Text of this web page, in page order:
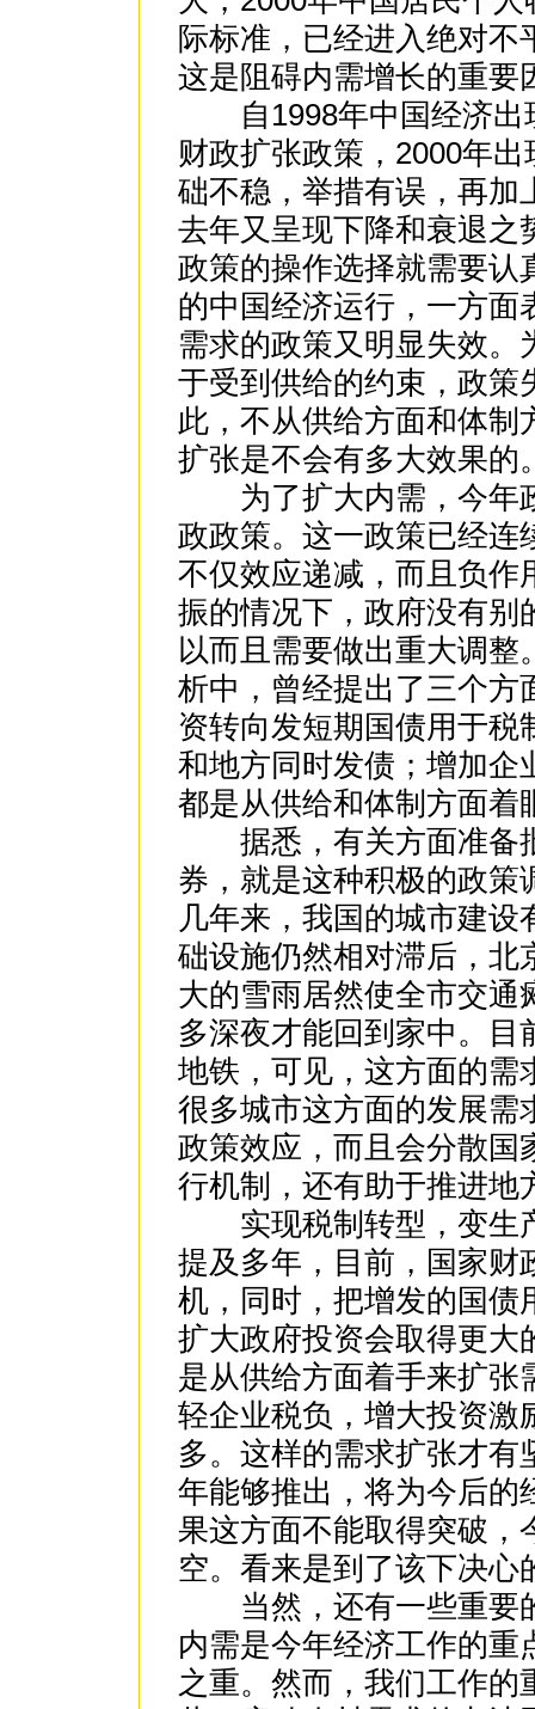
际标准，已经进入绝对
这是阻碍内需增长的重要
自1998年中国经济出
财政扩张政策，2000年
础不稳，举措有误，再加
去年又呈现下降和衰退之
政策的操作选择就需要认
的中国经济运行，一方面
需求的政策又明显失效
于受到供给的约束，政策
此，不从供给方面和体
扩张是不会有多大效果的
为了扩大内需，今年
政政策。这一政策已经连
不仅效应递减，而且负作
振的情况下，政府没有别
以而且需要做出重大调
析中，曾经提出了三个方
资转向发短期国债用于税
和地方同时发债；增加企
都是从供给和体制方面着
据悉，有关方面准备
券，就是这种积极的政策
几年来，我国的城市建
础设施仍然相对滞后，北
大的雪雨居然使全市交通
多深夜才能回到家中。
地铁，可见，这方面的需
很多城市这方面的发展需
政策效应，而且会分散国
行机制，还有助于推进地
实现税制转型，变生
提及多年，目前，国家财
机，同时，把增发的国债
扩大政府投资会取得更大
是从供给方面着手来扩张
轻企业税负，增大投资激
多。这样的需求扩张才
年能够推出，将为今后的
果这方面不能取得突破，
空。看来是到了该下决心
当然，还有一些重要
内需是今年经济工作的
之重。然而，我们工作